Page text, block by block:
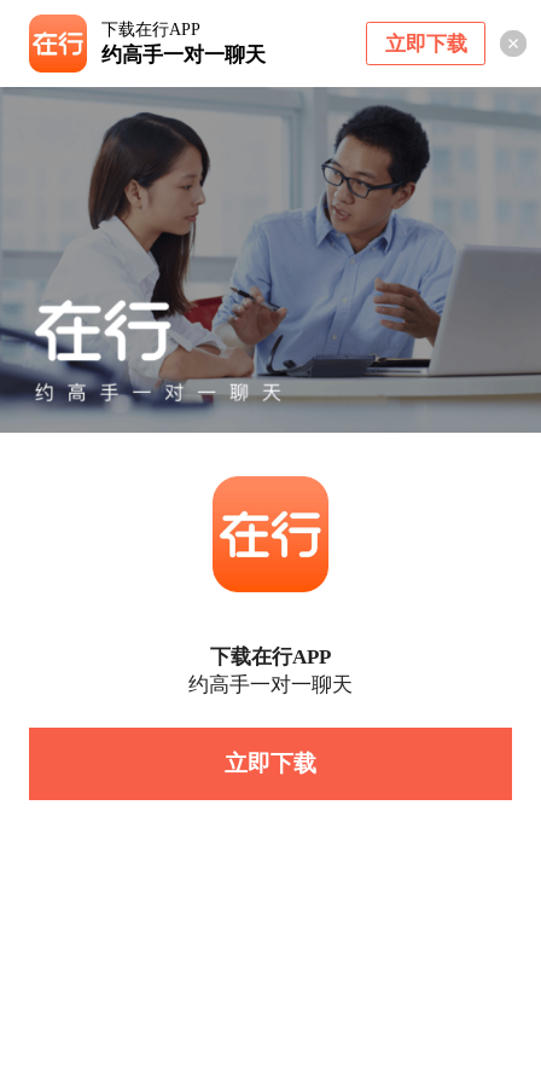
下载在行APP
约高手一对一聊天 立即下载
下载在行APP
约高手一对一聊天
立即下载